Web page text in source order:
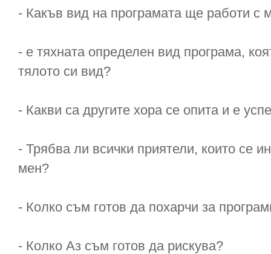
- Какъв вид на програмата ще работи с
- е тяхната определен вид програма,
тялото си вид?
- Какви са другите хора се опита и е
- Трябва ли всички приятели, които се
мен?
- Колко съм готов да похарчи за
- Колко Аз съм готов да рискува?